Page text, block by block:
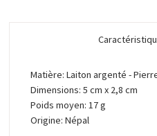
Matière: Laiton argenté -
Dimensions: 5 cm x 2,8 cm
Poids moyen: 17 g
Origine: Népal